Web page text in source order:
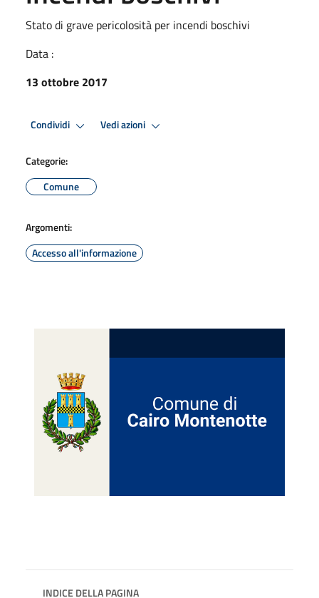
Stato di grave pericolosità per incendi boschivi
Data :
13 ottobre 2017
Condividi Vedi azioni
Categorie:
Comune
Argomenti:
Accesso all'informazione
INDICE DELLA PAGINA